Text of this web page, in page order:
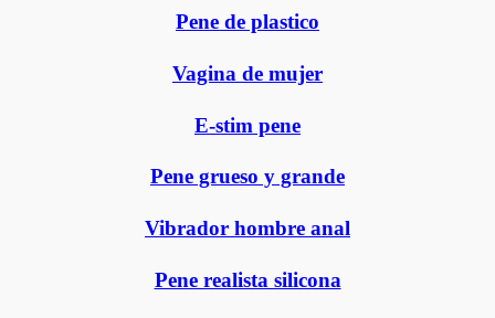
Pene de plastico
Vagina de mujer
E-stim pene
Pene grueso y grande
Vibrador hombre anal
Pene realista silicona